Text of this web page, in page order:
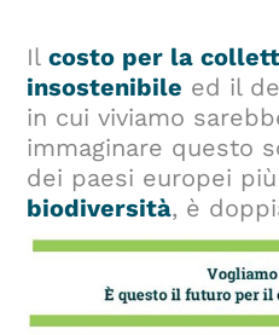
Ilcosto per la
insostenibile ed il
in cui viviamo
immaginare questo
dei paesi europei
biodiversità, è